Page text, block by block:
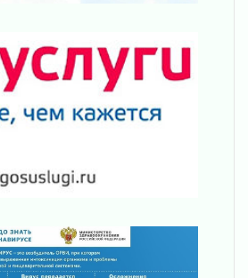
заслуги жителей перед
о неоплаченных